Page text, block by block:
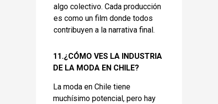
algo colectivo. Cada producción
es como un film donde todos
contribuyen a la narrativa final.
11.¿CÓMO VES LA INDUSTRIA
DE LA MODA EN CHILE?
La moda en Chile tiene
muchísimo potencial, pero hay